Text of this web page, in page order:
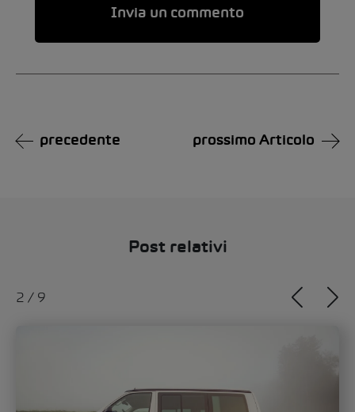
precedente prossimo Articolo
Post relativi
2 / 9